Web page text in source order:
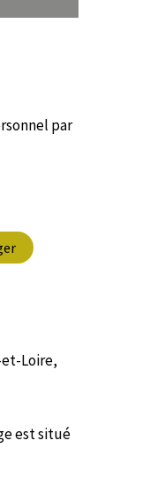
par
et-Loire,
est situé